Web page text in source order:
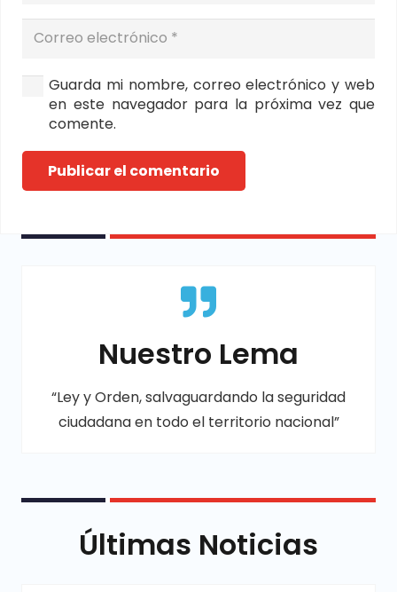
Guarda mi nombre, correo electrónico y web
en este navegador para la próxima vez que
comente.
Publicar el comentario
Nuestro Lema
“Ley y Orden, salvaguardando la seguridad
ciudadana en todo el territorio nacional”
Últimas Noticias